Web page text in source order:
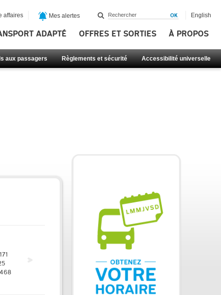
ADAPTÉ OFFRES ET SORTIES À PROPOS
aux passagers Règlements et sécurité Accessibilité universelle
affaires Mes alertes English
171
468